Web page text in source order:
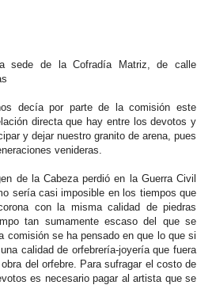
sede de la Cofradía Matriz, de calle
decía por parte de la comisión este
directa que hay entre los devotos y
y dejar nuestro granito de arena, pues
venideras.
de la Cabeza perdió en la Guerra Civil
sería casi imposible en los tiempos que
con la misma calidad de piedras
tan sumamente escaso del que se
comisión se ha pensado en que lo que si
calidad de orfebrería-joyería que fuera
del orfebre. Para sufragar el costo de
es necesario pagar al artista que se